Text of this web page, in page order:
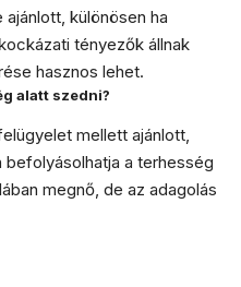
különösen ha
tényezők állnak
hasznos lehet.
alatt szedni?
mellett ajánlott,
befolyásolhatja a terhesség
megnő, de az adagolás